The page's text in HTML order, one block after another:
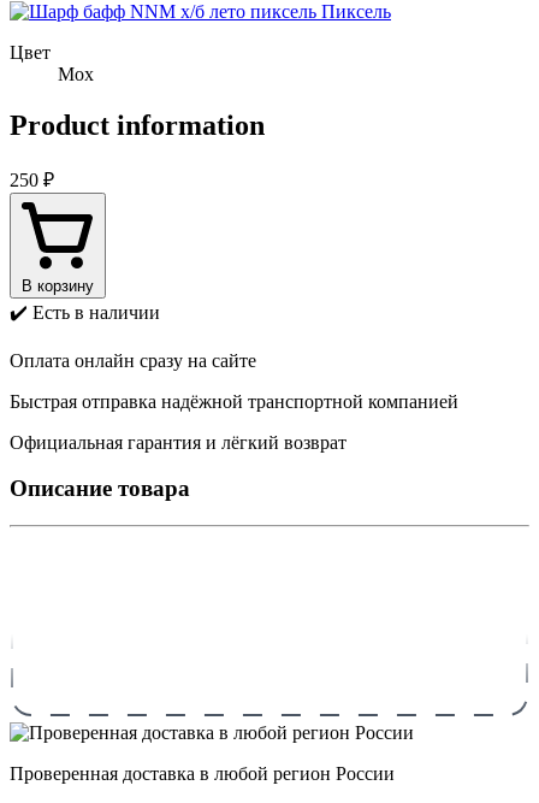
Пиксель
Цвет
Мох
Product information
250 ₽
В корзину
✔️ Есть в наличии
Оплата онлайн сразу на сайте
Быстрая отправка надёжной транспортной компанией
Официальная гарантия и лёгкий возврат
Описание товара
Проверенная доставка в любой регион России